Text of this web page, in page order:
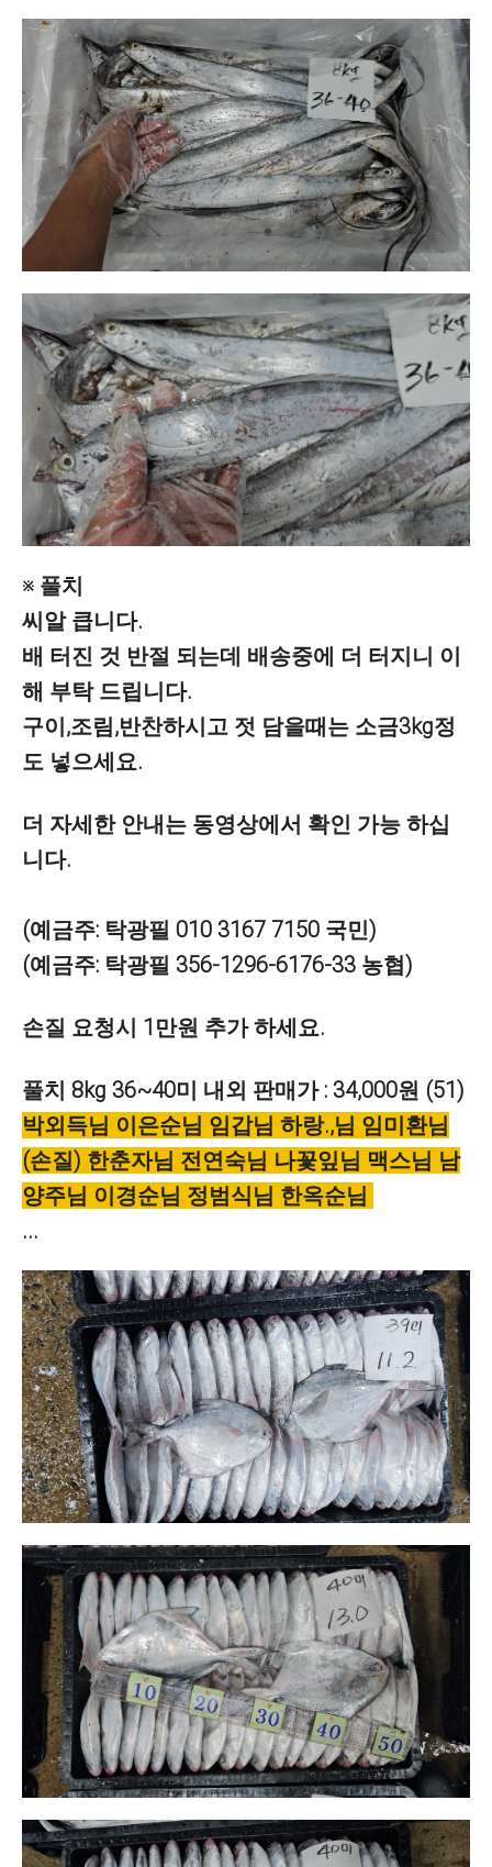
※ 풀치
씨알 큽니다.
배 터진 것 반절 되는데 배송중에 더 터지니 이
해 부탁 드립니다.
구이,조림,반찬하시고 젓 담을때는 소금3kg정
도 넣으세요.
더 자세한 안내는 동영상에서 확인 가능 하십
니다.
(예금주: 탁광필 010 3167 7150 국민)
(예금주: 탁광필 356-1296-6176-33 농협)
손질 요청시 1만원 추가 하세요.
풀치 8kg 36~40미 내외 판매가 : 34,000원 (51)
박외득님 이은순님 임갑님 하랑.,님 임미환님
(손질) 한춘자님 전연숙님 나꽃잎님 맥스님 남
양주님 이경순님 정범식님 한옥순님
...